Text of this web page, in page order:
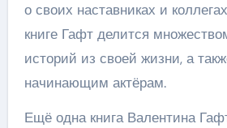
о своих наставниках и
книге Гафт делится
историй из своей жизни, а
начинающим актёрам.
Ещё одна книга Валентина